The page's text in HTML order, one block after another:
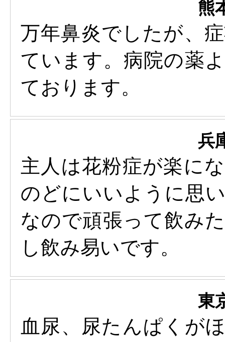
熊
万年鼻炎でしたが、
ています。病院の薬
ております。
兵
主人は花粉症が楽に
のどにいいように思
なので頑張って飲み
し飲み易いです。
東
血尿、尿たんぱくが